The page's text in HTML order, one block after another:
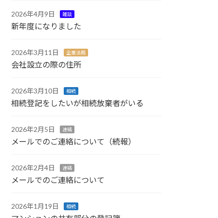
2026年4月9日 雑談
新年度になりました
2026年3月11日 企業法務
会社設立の際の住所
2026年3月10日 相続
相続登記をしたいが相続放棄者がいる
2026年2月5日 連絡
メールでのご連絡について（続報）
2026年2月4日 連絡
メールでのご連絡について
2026年1月19日 相続